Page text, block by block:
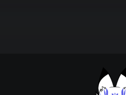
крутих нововведень
Підтримати проєкт